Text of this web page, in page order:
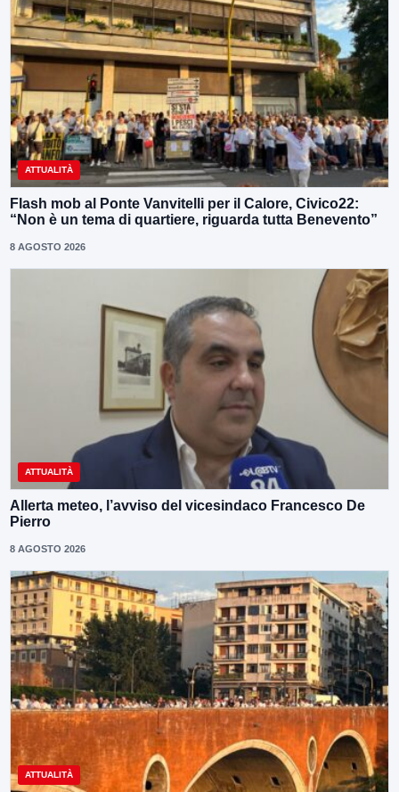
ATTUALITÀ
Flash mob al Ponte Vanvitelli per il Calore, Civico22:
“Non è un tema di quartiere, riguarda tutta Benevento”
8 AGOSTO 2026
ATTUALITÀ
Allerta meteo, l’avviso del vicesindaco Francesco De
Pierro
8 AGOSTO 2026
ATTUALITÀ